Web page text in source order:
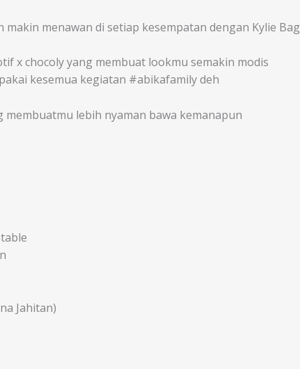
menawan di setiap kesempatan dengan Kylie Bag
x chocoly yang membuat lookmu semakin modis
kesemua kegiatan #abikafamily deh
lebih nyaman bawa kemanapun
Jahitan)